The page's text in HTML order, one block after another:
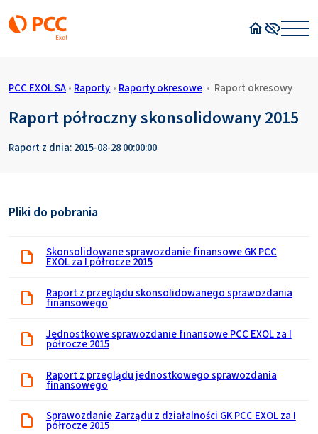
PCC EXOL SA • Raporty • Raporty okresowe • Raport okresowy
Raport półroczny skonsolidowany 2015
Raport z dnia: 2015-08-28 00:00:00
Pliki do pobrania
Skonsolidowane sprawozdanie finansowe GK PCC
EXOL za I półrocze 2015
Raport z przeglądu skonsolidowanego sprawozdania
finansowego
Jednostkowe sprawozdanie finansowe PCC EXOL za I
półrocze 2015
Raport z przeglądu jednostkowego sprawozdania
finansowego
Sprawozdanie Zarządu z działalności GK PCC EXOL za I
półrocze 2015